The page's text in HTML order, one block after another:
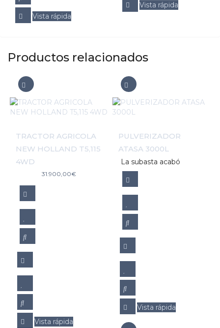
Vista rápida
Vista rápida
Productos relacionados
TRACTOR AGRICOLA
NEW HOLLAND T5,115
4WD
31.900,00€
Vista rápida
PULVERIZADOR
ATASA 3000L
La subasta acabó
Vista rápida